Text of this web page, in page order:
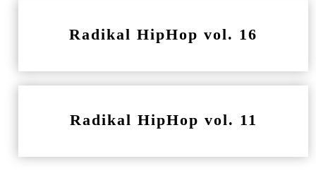
Radikal HipHop vol. 16
Radikal HipHop vol. 11